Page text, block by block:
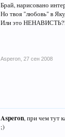
Брай, нарисовано
Но твоя "любовь" в
Или это
Asperon 27 сен 2008
Asperon, при чем тут
;)